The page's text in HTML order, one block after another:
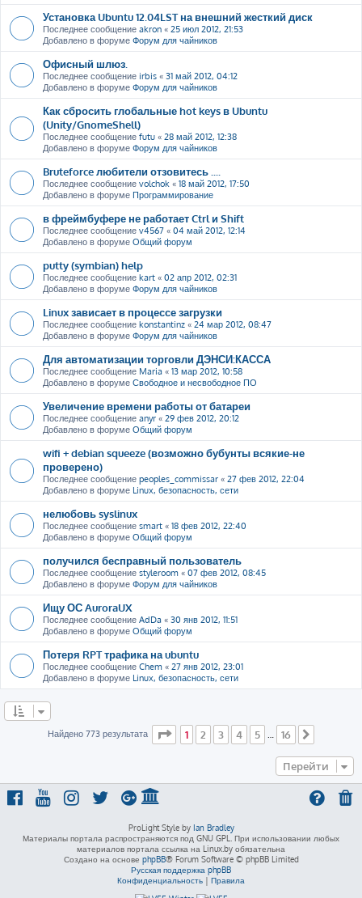
Установка Ubuntu 12.04LST на внешний жесткий диск
Последнее сообщение akron « 25 июл 2012, 21:53
Добавлено в форуме Форум для чайников
Офисный шлюз.
Последнее сообщение irbis « 31 май 2012, 04:12
Добавлено в форуме Форум для чайников
Как сбросить глобальные hot keys в Ubuntu
(Unity/GnomeShell)
Последнее сообщение futu « 28 май 2012, 12:38
Добавлено в форуме Форум для чайников
Bruteforce любители отзовитесь ....
Последнее сообщение volchok « 18 май 2012, 17:50
Добавлено в форуме Программирование
в фреймбуфере не работает Ctrl и Shift
Последнее сообщение v4567 « 04 май 2012, 12:14
Добавлено в форуме Общий форум
putty (symbian) help
Последнее сообщение kart « 02 апр 2012, 02:31
Добавлено в форуме Форум для чайников
Linux зависает в процессе загрузки
Последнее сообщение konstantinz « 24 мар 2012, 08:47
Добавлено в форуме Форум для чайников
Для автоматизации торговли ДЭНСИ:КАССА
Последнее сообщение Maria « 13 мар 2012, 10:58
Добавлено в форуме Свободное и несвободное ПО
Увеличение времени работы от батареи
Последнее сообщение anyr « 29 фев 2012, 20:12
Добавлено в форуме Общий форум
wifi + debian squeeze (возможно бубунты всякие-не
проверено)
Последнее сообщение peoples_commissar « 27 фев 2012, 22:04
Добавлено в форуме Linux, безопасность, сети
нелюбовь syslinux
Последнее сообщение smart « 18 фев 2012, 22:40
Добавлено в форуме Общий форум
получился бесправный пользователь
Последнее сообщение styleroom « 07 фев 2012, 08:45
Добавлено в форуме Форум для чайников
Ищу ОС AuroraUX
Последнее сообщение AdDa « 30 янв 2012, 11:51
Добавлено в форуме Общий форум
Потеря RPT трафика на ubuntu
Последнее сообщение Chem « 27 янв 2012, 23:01
Добавлено в форуме Linux, безопасность, сети
Найдено 773 результата Страница из 16
1 2 3 4 5 16
Перейти
ProLight Style by Ian Bradley
Материалы портала распространяются под GNU GPL. При использовании любых
материалов портала ссылка на Linux.by обязательна
Создано на основе phpBB® Forum Software © phpBB Limited
Русская поддержка phpBB
Конфиденциальность | Правила